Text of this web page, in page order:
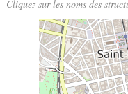
Cliquez sur les noms des